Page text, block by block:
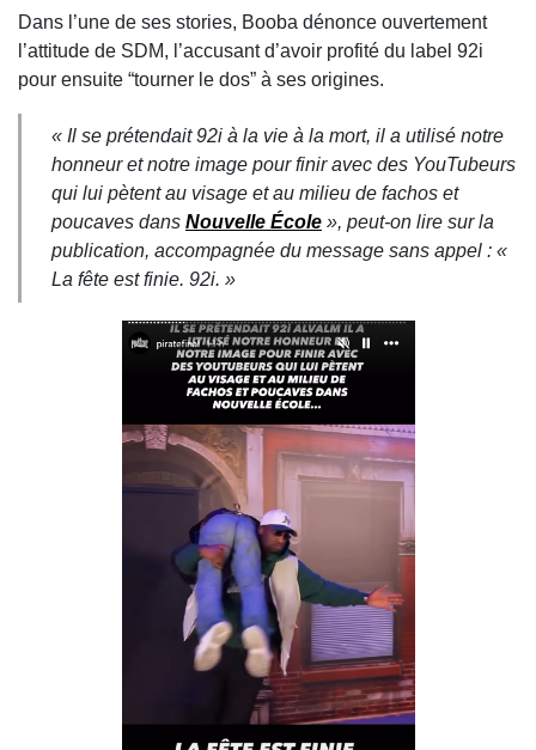
Dans l’une de ses stories, Booba dénonce ouvertement
l’attitude de SDM, l’accusant d’avoir profité du label 92i
pour ensuite “tourner le dos” à ses origines.
« Il se prétendait 92i à la vie à la mort, il a utilisé notre
honneur et notre image pour finir avec des YouTubeurs
qui lui pètent au visage et au milieu de fachos et
poucaves dans Nouvelle École », peut-on lire sur la
publication, accompagnée du message sans appel : «
La fête est finie. 92i. »